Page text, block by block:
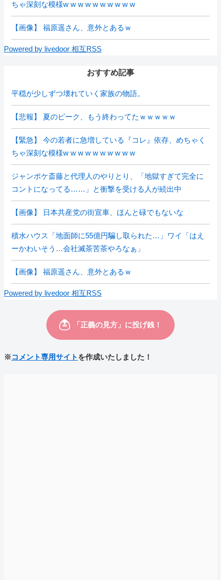
ちゃ深刻な模様w w w w w w w w w w
【画像】 福原遥さん、意外とあるｗ
Powered by livedoor 相互RSS
おすすめ記事
平穏が少しずつ壊れていく家族の物語。
【悲報】 夏のピーク、もう終わってたｗｗｗｗｗ
【緊急】 今の若者に急増している『コレ』依存、めちゃく
ちゃ深刻な模様w w w w w w w w w w
ジャンポケ斎藤と代理人のやりとり、「地獄すぎて完全に
コントになってる……」と衝撃を受ける人が続出中
【画像】 日本共産党の街宣車、ほんと碌でもないな
積水ハウス「地面師に55億円騙し取られた…」ワイ「はえ
ーかわいそう…会社滅茶苦茶やろなぁ」
【画像】 福原遥さん、意外とあるｗ
Powered by livedoor 相互RSS
※コメント専用サイト を作成いたしました！